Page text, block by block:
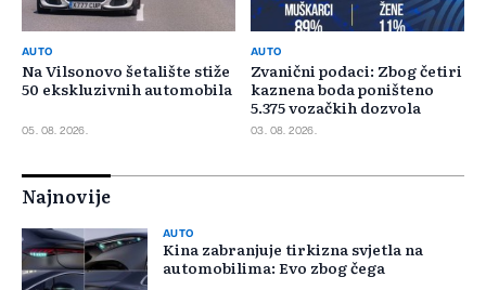
AUTO
Na Vilsonovo šetalište stiže
50 ekskluzivnih automobila
05. 08. 2026.
AUTO
Zvanični podaci: Zbog četiri
kaznena boda poništeno
5.375 vozačkih dozvola
03. 08. 2026.
Najnovije
AUTO
Kina zabranjuje tirkizna svjetla na
automobilima: Evo zbog čega